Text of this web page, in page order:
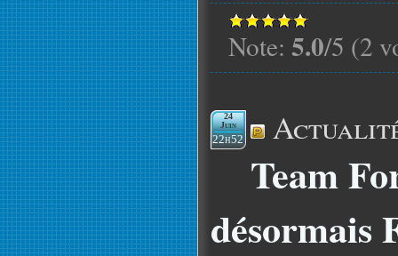
Note: 5.0/5 (2
24
Juin
22h52
Team
désormais